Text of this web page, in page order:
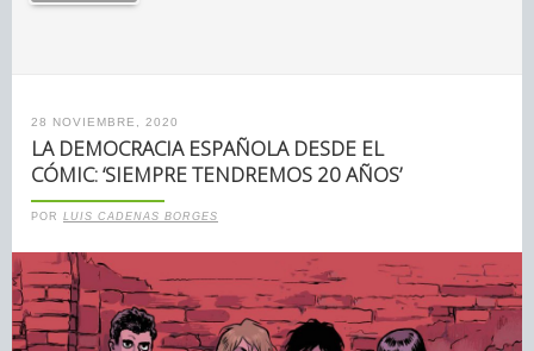
28 NOVIEMBRE, 2020
LA DEMOCRACIA ESPAÑOLA DESDE EL
CÓMIC: ‘SIEMPRE TENDREMOS 20 AÑOS’
POR LUIS CADENAS BORGES